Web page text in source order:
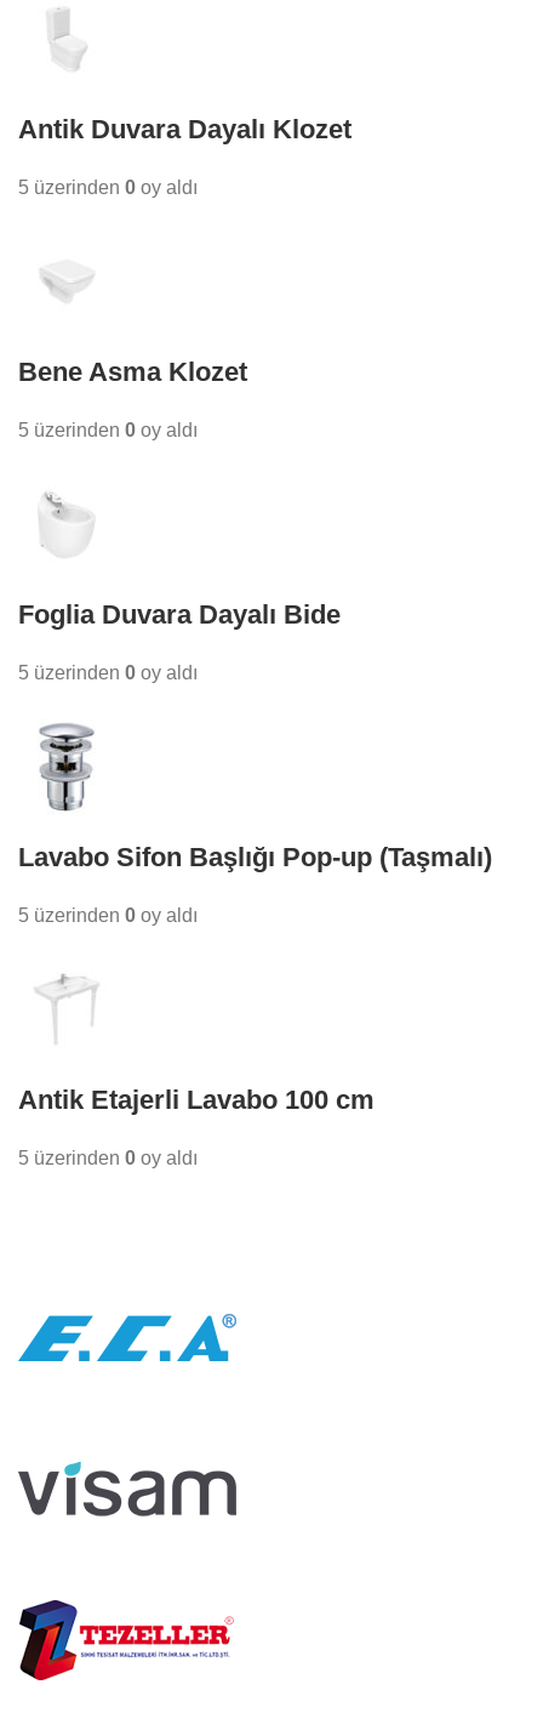
Antik Duvara Dayalı Klozet
5 üzerinden 0 oy aldı
Bene Asma Klozet
5 üzerinden 0 oy aldı
Foglia Duvara Dayalı Bide
5 üzerinden 0 oy aldı
Lavabo Sifon Başlığı Pop-up (Taşmalı)
5 üzerinden 0 oy aldı
Antik Etajerli Lavabo 100 cm
5 üzerinden 0 oy aldı